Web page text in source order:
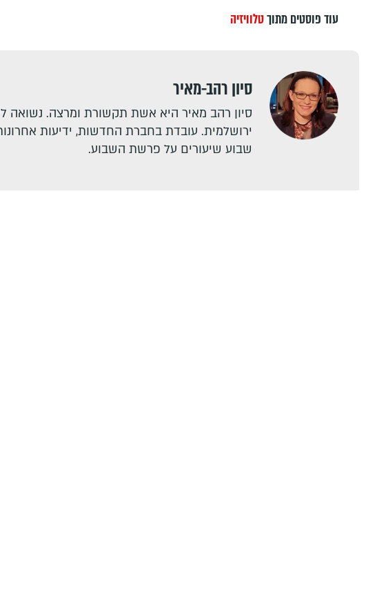
עוד פוסטים מתוךטלוויזיה
סיון רהב-מאיר
סיון רהב מאיר היא אשת תקשורת ומרצה. נשואה
ירושלמית. עובדת בחברת החדשות, ידיעות
שבוע שיעורים על פרשת השבוע.